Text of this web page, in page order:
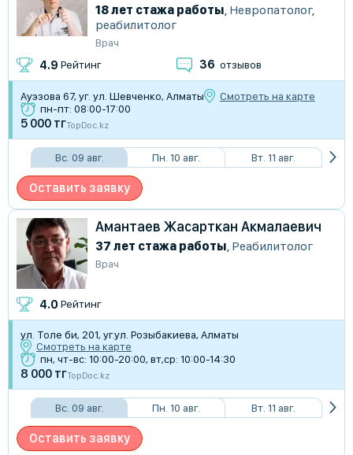
18 лет стажа работы, Невропатолог,
реабилитолог
Врач
4.9 Рейтинг 36 отзывов
Ауэзова 67, уг. ул. Шевченко, Алматы
Смотреть на карте
пн-пт: 08:00-17:00
5 000 тгTopDoc.kz
Вс. 09 авг. Пн. 10 авг. Вт. 11 авг.
Оставить заявку
Амантаев Жасарткан Акмалаевич
37 лет стажа работы, Реабилитолог
Врач
4.0 Рейтинг
ул. Толе би, 201, уг.ул. Розыбакиева, Алматы
Смотреть на карте
пн, чт-вс: 10:00-20:00, вт,ср: 10:00-14:30
8 000 тгTopDoc.kz
Вс. 09 авг. Пн. 10 авг. Вт. 11 авг.
Оставить заявку